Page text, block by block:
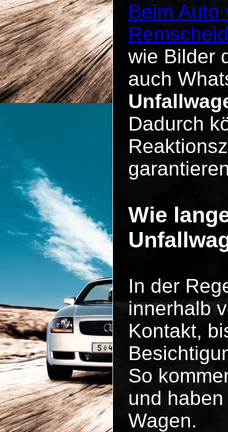
Beim
Remscheid
wie Bilder
auch
Dadurch
Wie
In der
innerhalb
Kontakt,
So
und
Wagen.